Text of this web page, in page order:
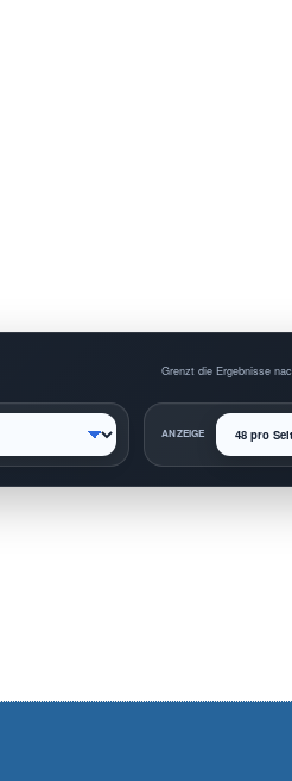
Grenzt die Ergebnisse
ANZEIGE